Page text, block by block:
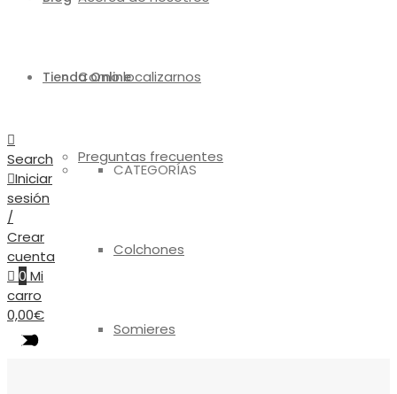
Como localizarnos
Preguntas frecuentes
Tienda Online
CATEGORÍAS
Colchones
Somieres
Search
Iniciar
sesión
/
Crear
cuenta
0 Mi
carro
0,00€